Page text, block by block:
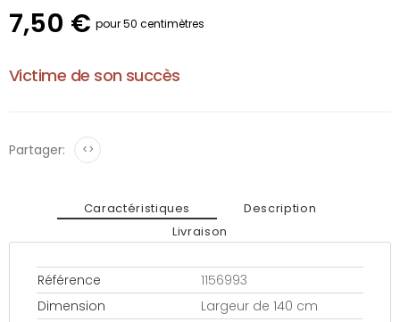
7,50 € pour 50 centimètres
Victime de son succès
Partager: <>
Caractéristiques
Description
Livraison
Référence
1156993
Dimension
Largeur de 140 cm